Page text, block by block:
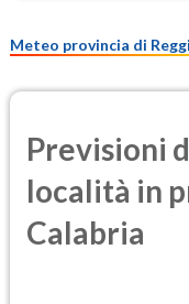
Meteo provincia di
Previsioni
località in
Calabria